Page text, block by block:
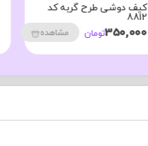
کیف دوشی طرح گربه کد
8812
350,000تومان مشاهده